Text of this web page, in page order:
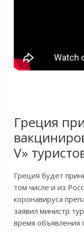
Греция
V»
Греция будет
том числе и из
коронавируса
заявил министр
время объявления